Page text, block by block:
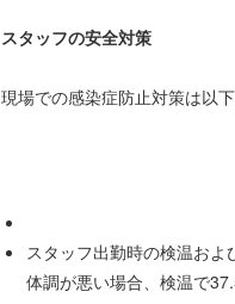
スタッフの安全対策
現場での感染症防止対策は以
スタッフ出勤時の検温およ
体調が悪い場合、検温で